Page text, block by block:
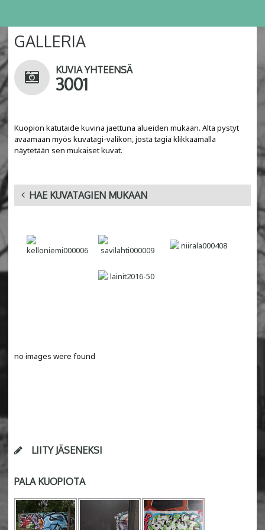
GALLERIA
KUVIA YHTEENSÄ
3001
Kuopion katutaide kuvina jaettuna alueiden mukaan. Alta pystyt
avaamaan myös kuvatagi-valikon, josta tagia klikkaamalla
näytetään sen mukaiset kuvat.
HAE KUVATAGIEN MUKAAN
no images were found
LIITY JÄSENEKSI
PALA KUOPIOTA